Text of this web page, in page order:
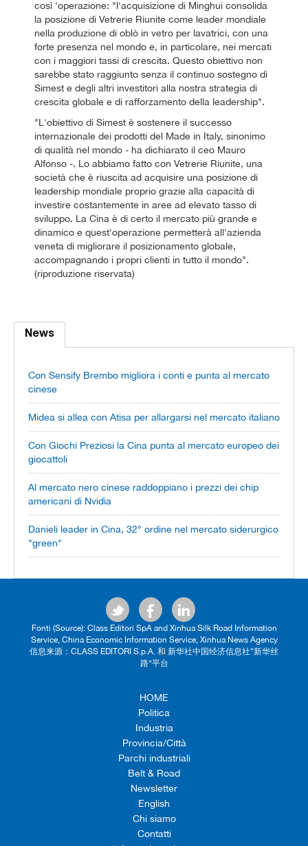
così 'operazione: "l'acquisizione di Minghui consolida
la posizione di Vetrerie Riunite come leader mondiale
nella produzione di oblò in vetro per lavatrici, con una
forte presenza nel mondo e, in particolare, nei mercati
con i maggiori tassi di crescita. Questo obiettivo non
sarebbe stato raggiunto senza il continuo sostegno di
Simest e degli altri investitori alla nostra strategia di
crescita globale e di rafforzamento della leadership".
"L'obiettivo di Simest è sostenere il successo
internazionale dei prodotti del Made in Italy, sinonimo
di qualità nel mondo - ha dichiarato il ceo Mauro
Alfonso -. Lo abbiamo fatto con Vetrerie Riunite, una
società che è riuscita ad acquisire una posizione di
leadership mondiale proprio grazie alla capacità di
investire costantemente in aree ad elevato tasso di
sviluppo. La Cina è di certo il mercato più grande e
dinamico e quest'operazione permetterà all'azienda
veneta di migliorare il posizionamento globale,
accompagnando i propri clienti in tutto il mondo".
(riproduzione riservata)
News
Con Sensify Brembo migliora i conti e punta al mercato
cinese
Midea si allea con Atisa per allargarsi nel mercato italiano
Con Giochi Preziosi la Cina punta al mercato europeo dei
giocattoli
Al mercato nero cinese raddoppiano i prezzi dei chip
americani di Nvidia
Danieli leader in Cina, 32° ordine nel mercato siderurgico
"green"
Fonti (Source): Class Editori SpA and Xinhua Silk Road Information
Service, China Economic Information Service, Xinhua News Agency
信息来源：CLASS EDITORI S.p.A. 和 新华社中国经济信息社“新华丝
路”平台
HOME
Politica
Industria
Provincia/Città
Parchi industriali
Belt & Road
Newsletter
English
Chi siamo
Contatti